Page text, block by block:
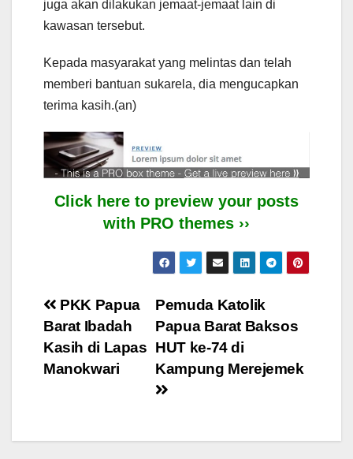
juga akan dilakukan jemaat-jemaat lain di
kawasan tersebut.
Kepada masyarakat yang melintas dan telah
memberi bantuan sukarela, dia mengucapkan
terima kasih.(an)
Click here to preview your posts
with PRO themes ››
Post
navigation
Pemuda Katolik
Papua Barat Baksos
HUT ke-74 di
Kampung Merejemek
PKK Papua
Barat Ibadah
Kasih di Lapas
Manokwari